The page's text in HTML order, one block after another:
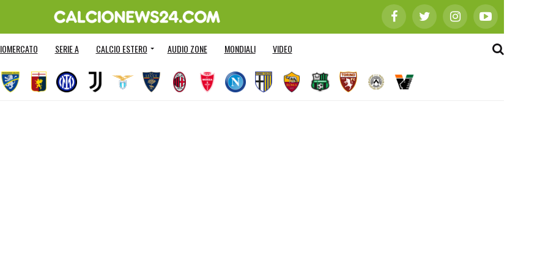
SERIE A CALCIO ESTERO AUDIO ZONE MONDIALI VIDEO